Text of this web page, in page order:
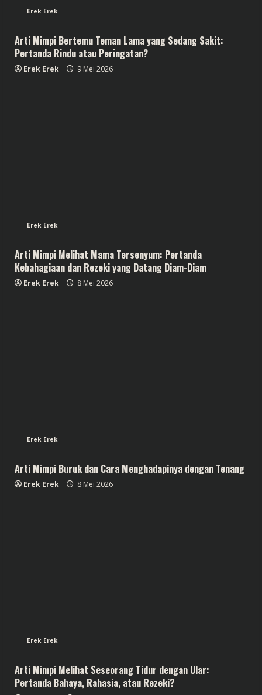
Erek Erek
Arti Mimpi Bertemu Teman Lama yang Sedang Sakit:
Pertanda Rindu atau Peringatan?
Erek Erek 9 Mei 2026
Erek Erek
Arti Mimpi Melihat Mama Tersenyum: Pertanda
Kebahagiaan dan Rezeki yang Datang Diam-Diam
Erek Erek 8 Mei 2026
Erek Erek
Arti Mimpi Buruk dan Cara Menghadapinya dengan Tenang
Erek Erek 8 Mei 2026
Erek Erek
Arti Mimpi Melihat Seseorang Tidur dengan Ular:
Pertanda Bahaya, Rahasia, atau Rezeki?